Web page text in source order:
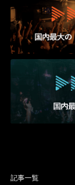
記事一覧